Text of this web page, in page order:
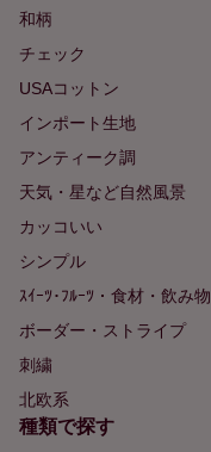
和柄
チェック
USAコットン
インポート生地
アンティーク調
天気・星など自然風景
カッコいい
シンプル
ｽｲｰﾂ･ﾌﾙｰﾂ・食材・飲み物
ボーダー・ストライプ
刺繍
北欧系
種類で探す